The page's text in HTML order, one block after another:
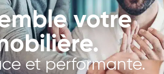
votre
et performante.